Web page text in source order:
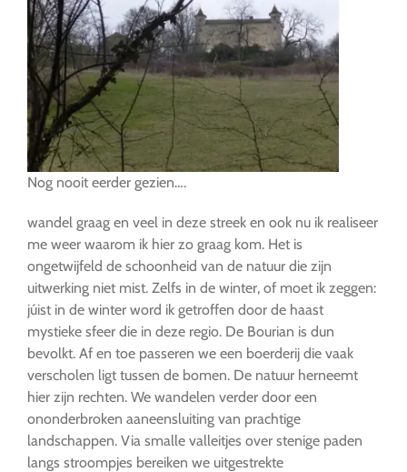
Nog nooit eerder gezien….
wandel graag en veel in deze streek en ook nu ik realiseer
me weer waarom ik hier zo graag kom. Het is
ongetwijfeld de schoonheid van de natuur die zijn
uitwerking niet mist. Zelfs in de winter, of moet ik zeggen:
júist in de winter word ik getroffen door de haast
mystieke sfeer die in deze regio. De Bourian is dun
bevolkt. Af en toe passeren we een boerderij die vaak
verscholen ligt tussen de bomen. De natuur herneemt
hier zijn rechten. We wandelen verder door een
ononderbroken aaneensluiting van prachtige
landschappen. Via smalle valleitjes over stenige paden
langs stroompjes bereiken we uitgestrekte